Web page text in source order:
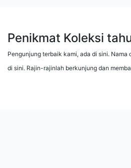
Penikmat Koleksi
Pengunjung terbaik kami, ada di sini. Nama
di sini. Rajin-rajinlah berkunjung dan